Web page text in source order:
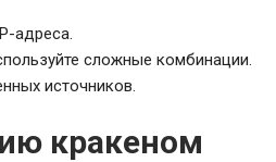
адреса.
сложные комбинации.
источников.
кракеном